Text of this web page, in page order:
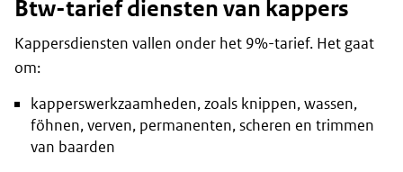
Btw-tarief diensten van kappers
Kappersdiensten vallen onder het 9%-tarief. Het gaat
om:
kapperswerkzaamheden, zoals knippen, wassen,
föhnen, verven, permanenten, scheren en trimmen
van baarden